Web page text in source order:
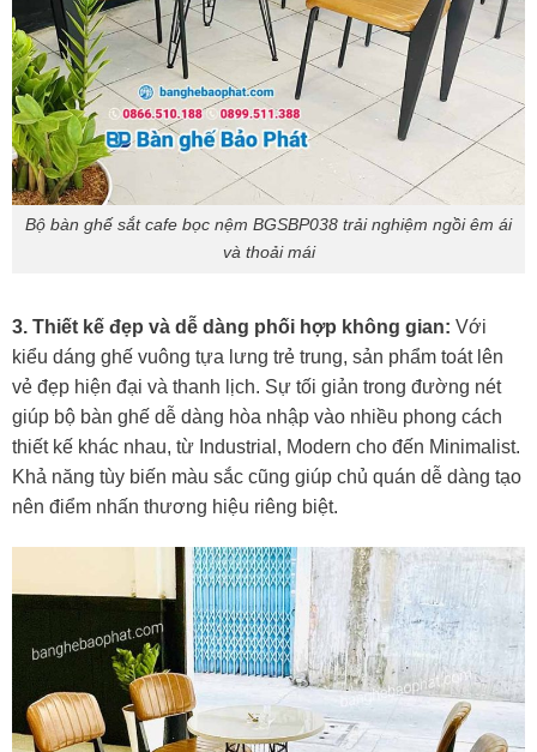
Bộ bàn ghế sắt cafe bọc nệm BGSBP038 trải nghiệm ngồi êm ái
và thoải mái
3. Thiết kế đẹp và dễ dàng phối hợp không gian: Với
kiểu dáng ghế vuông tựa lưng trẻ trung, sản phẩm toát lên
vẻ đẹp hiện đại và thanh lịch. Sự tối giản trong đường nét
giúp bộ bàn ghế dễ dàng hòa nhập vào nhiều phong cách
thiết kế khác nhau, từ Industrial, Modern cho đến Minimalist.
Khả năng tùy biến màu sắc cũng giúp chủ quán dễ dàng tạo
nên điểm nhấn thương hiệu riêng biệt.